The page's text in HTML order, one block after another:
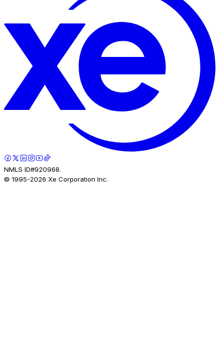
NMLS ID#920968.
© 1995-2026 Xe Corporation Inc.